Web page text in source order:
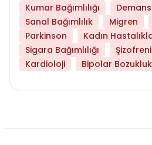
Kumar Bağımlılığı
Demans
Sanal Bağımlılık
Migren
Parkinson
Kadın
Sigara Bağımlılığı
Şizofreni
Kardioloji
Bipolar Bozukluk